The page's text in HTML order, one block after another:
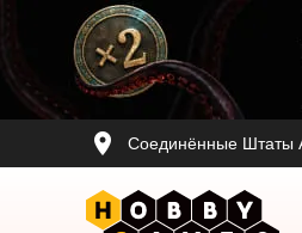
Соединённые Штаты